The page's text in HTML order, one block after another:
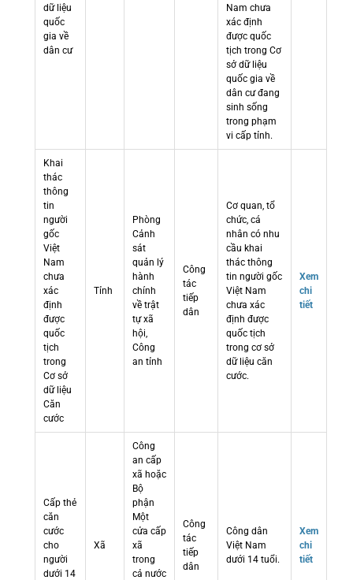
dữ liệu
quốc
gia về
dân cư
Nam chưa
xác định
được quốc
tịch trong Cơ
sở dữ liệu
quốc gia về
dân cư đang
sinh sống
trong phạm
vi cấp tỉnh.
Khai
thác
thông
tin
người
gốc
Việt
Nam
chưa
xác
định
được
quốc
tịch
trong
Cơ sở
dữ liệu
Căn
cước
Tỉnh
Phòng
Cảnh
sát
quản lý
hành
chính
về trật
tự xã
hội,
Công
an tỉnh
Công
tác
tiếp
dân
Cơ quan, tổ
chức, cá
nhân có nhu
cầu khai
thác thông
tin người gốc
Việt Nam
chưa xác
định được
quốc tịch
trong cơ sở
dữ liệu căn
cước.
Xem
chi
tiết
Cấp thẻ
căn
cước
cho
người
dưới 14
Xã
Công
an cấp
xã hoặc
Bộ
phận
Một
cửa cấp
xã
trong
cả nước
Công
tác
tiếp
dân
Công dân
Việt Nam
dưới 14 tuổi.
Xem
chi
tiết